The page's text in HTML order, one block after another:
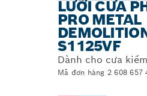
LƯỠI CƯA
PRO METAL
S1125VF
Dành cho cưa kiếm
Mã đơn hàng 2 608 657